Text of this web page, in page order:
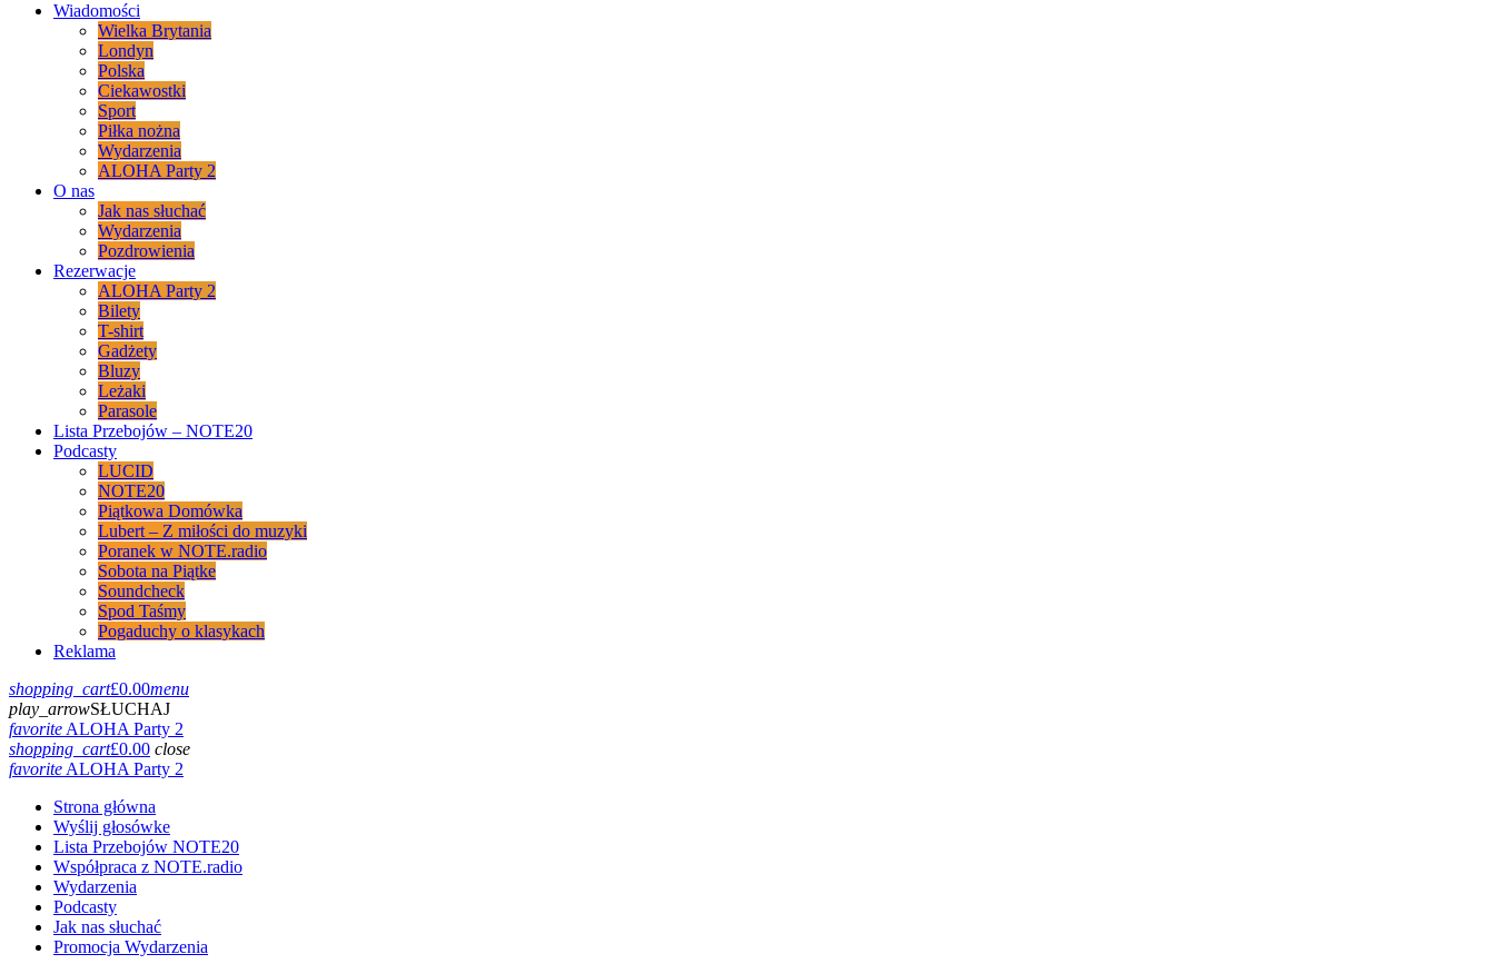
Wiadomości
Wielka Brytania
Londyn
Polska
Ciekawostki
Sport
Piłka nożna
Wydarzenia
ALOHA Party 2
O nas
Jak nas słuchać
Wydarzenia
Pozdrowienia
Rezerwacje
ALOHA Party 2
Bilety
T-shirt
Gadżety
Bluzy
Leżaki
Parasole
Lista Przebojów – NOTE20
Podcasty
LUCID
NOTE20
Piątkowa Domówka
Lubert – Z miłości do muzyki
Poranek w NOTE.radio
Sobota na Piątke
Soundcheck
Spod Taśmy
Pogaduchy o klasykach
Reklama
shopping_cart£0.00menu
play_arrowSŁUCHAJ
favoriteALOHA Party 2
shopping_cart£0.00 close
favoriteALOHA Party 2
Strona główna
Wyślij głosówke
Lista Przebojów NOTE20
Współpraca z NOTE.radio
Wydarzenia
Podcasty
Jak nas słuchać
Promocja Wydarzenia